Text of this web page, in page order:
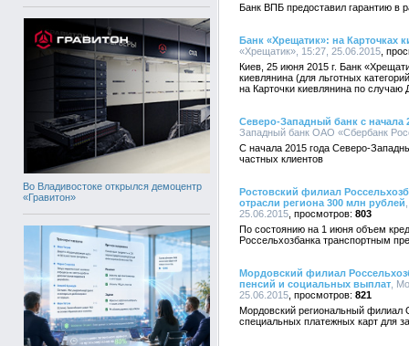
Во Владивостоке открылся демоцентр
«Гравитон»
Банк ВПБ предоставил гарантию в
Банк «Хрещатик»: на Карточках
«Хрещатик», 15:27, 25.06.2015
Киев, 25 июня 2015 г. Банк
киевлянина (для льготных
на Карточки киевлянина по
Северо-Западный банк с
Западный банк ОАО «Сбербанк
С начала 2015 года Северо-
частных клиентов
Ростовский филиал
отрасли региона 300 млн рублей
25.06.2015
803
По состоянию на 1 июня объем
Россельхозбанка транспортным
Мордовский филиал
пенсий и социальных выплат ,
25.06.2015
821
Мордовский региональный филиал
специальных платежных карт для